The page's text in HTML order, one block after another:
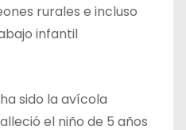
rurales e incluso
infantil
sido la avícola
el niño de 5 años